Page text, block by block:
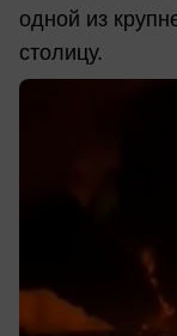
одной из
столицу.